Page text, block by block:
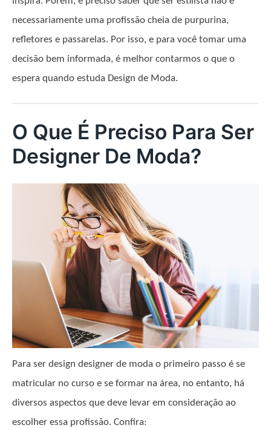
necessariamente uma profissão cheia de purpurina,
refletores e passarelas. Por isso, e para você tomar uma
decisão bem informada, é melhor contarmos o que o
espera quando estuda Design de Moda.
O Que É Preciso Para Ser
Designer De Moda?
Para ser design designer de moda o primeiro passo é se
matricular no curso e se formar na área, no entanto, há
diversos aspectos que deve levar em consideração ao
escolher essa profissão. Confira: